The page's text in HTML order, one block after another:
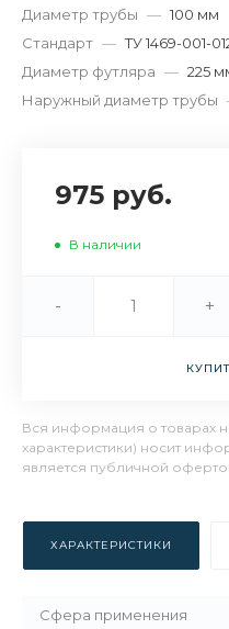
Диаметр трубы — 100 мм
Стандарт — ТУ 1469-001-
Диаметр футляра — 225
Наружный диаметр трубы
975 руб.
В наличии
- +
Вся информация о товарах
характеристики) носит
является публичной
ХАРАКТЕРИСТИКИ
Сфера применения